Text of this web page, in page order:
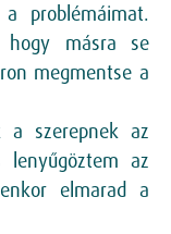
problémáimat.
hogy másra se
megmentse a
szerepnek az
az
elmarad a